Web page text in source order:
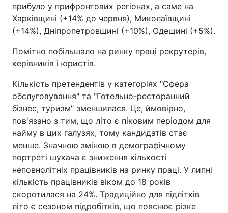
прибуло у прифронтових регіонах, а саме на
Харківщині (+14% до червня), Миколаївщині
(+14%), Дніпропетровщині (+10%), Одещині (+5%).
Помітно побільшало на ринку праці рекрутерів,
керівників і юристів.
Кількість претендентів у категоріях "Сфера
обслуговування" та "Готельно-ресторанний
бізнес, туризм" зменшилася. Це, ймовірно,
пов'язано з тим, що літо є піковим періодом для
найму в цих галузях, тому кандидатів стає
менше. Значною зміною в демографічному
портреті шукача є зниження кількості
неповнолітніх працівників на ринку праці. У липні
кількість працівників віком до 18 років
скоротилася на 24%. Традиційно для підлітків
літо є сезоном підробітків, що пояснює різке